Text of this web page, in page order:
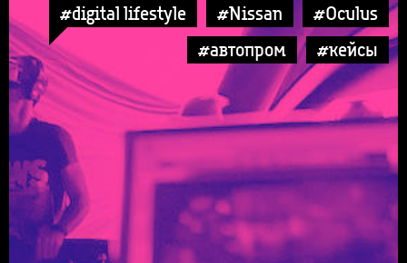
#digital lifestyle #Nissan
#Oculus
#автопром
#кейсы